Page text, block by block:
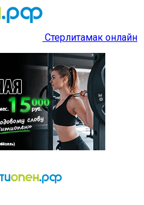
Стерлитамак онлайн